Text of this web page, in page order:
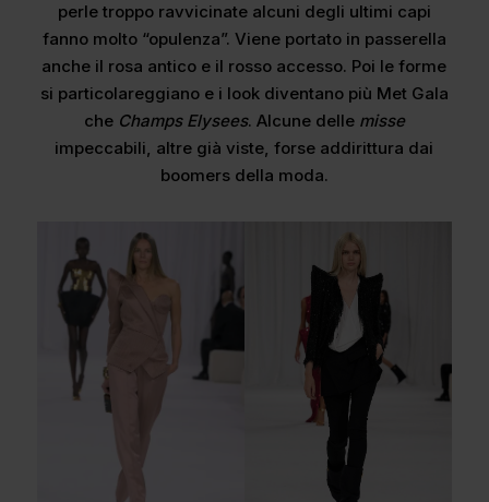
perle troppo ravvicinate alcuni degli ultimi capi
fanno molto “opulenza”. Viene portato in passerella
anche il rosa antico e il rosso accesso. Poi le forme
si particolareggiano e i look diventano più Met Gala
cheChamps Elysees. Alcune delle misse
impeccabili, altre già viste, forse addirittura dai
boomers della moda.